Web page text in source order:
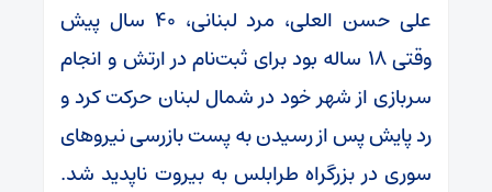
علی حسن العلی، مرد لبنانی، ۴۰ سال پیش
وقتی ۱۸ ساله بود برای ثبت‌نام در ارتش و انجام
سربازی از شهر خود در شمال لبنان حرکت کرد و
رد پایش پس از رسیدن به پست بازرسی نیروهای
سوری در بزرگراه طرابلس به بیروت ناپدید شد.